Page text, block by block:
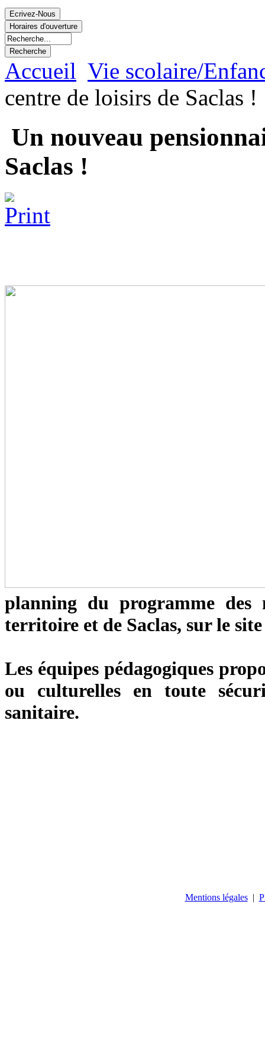
Accueil Vie scolaire/
centre de loisirs de Saclas !
Un nouveau
Saclas !
planning du programme des
territoire et de Saclas, sur le
Les équipes pédagogiques
ou culturelles en toute
sanitaire.
Mentions légales |